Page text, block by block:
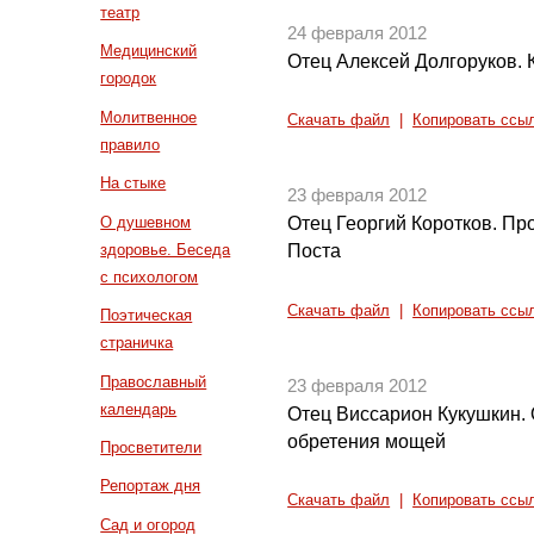
театр
Медицинский
городок
Молитвенное
правило
На стыке
О душевном
здоровье. Беседа
с психологом
Поэтическая
страничка
Православный
календарь
Просветители
Репортаж дня
Сад и огород
24 февраля 2012
Отец Алексей Долгоруков.
Скачать файл Копировать
23 февраля 2012
Отец Георгий Коротков.
Поста
Скачать файл Копировать
23 февраля 2012
Отец Виссарион
обретения мощей
Скачать файл Копировать